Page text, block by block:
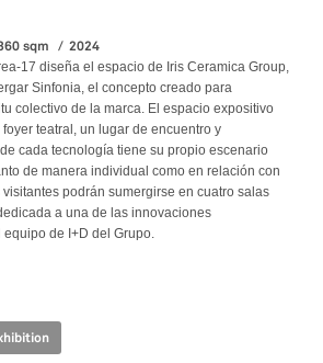
sqm 2024
17 diseña el espacio de Iris Ceramica Group,
Sinfonia, el concepto creado para
colectivo de la marca. El espacio expositivo
teatral, un lugar de encuentro y
cada tecnología tiene su propio escenario
de manera individual como en relación con
visitantes podrán sumergirse en cuatro salas
a una de las innovaciones
de I+D del Grupo.